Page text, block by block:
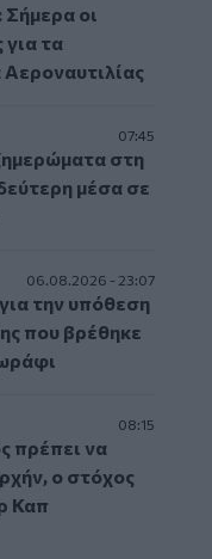
οι
τα
07:45
στη
μέσα σε
06.08.2026 - 23:07
την υπόθεση
που βρέθηκε
08:15
πρέπει να
ο στόχος
Καπ